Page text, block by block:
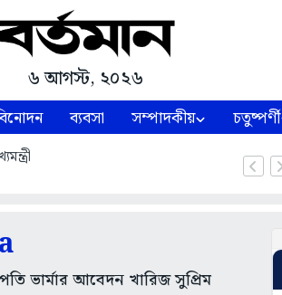
৬ আগস্ট, ২০২৬
ব্যবসা সম্পাদকীয় চতুষ্পর্ণী
ভার্মার আবেদন খারিজ সুপ্রিম